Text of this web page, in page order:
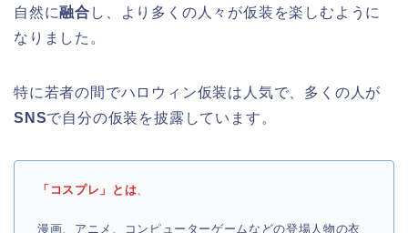
自然に融合 し、より多くの人々が仮装を楽しむように
なりました。
特に若者の間でハロウィン仮装は人気で、多くの人が
SNSで自分の仮装を披露しています。
「コスプレ」とは、
漫画、アニメ、コンピューターゲームなどの登場人物の衣